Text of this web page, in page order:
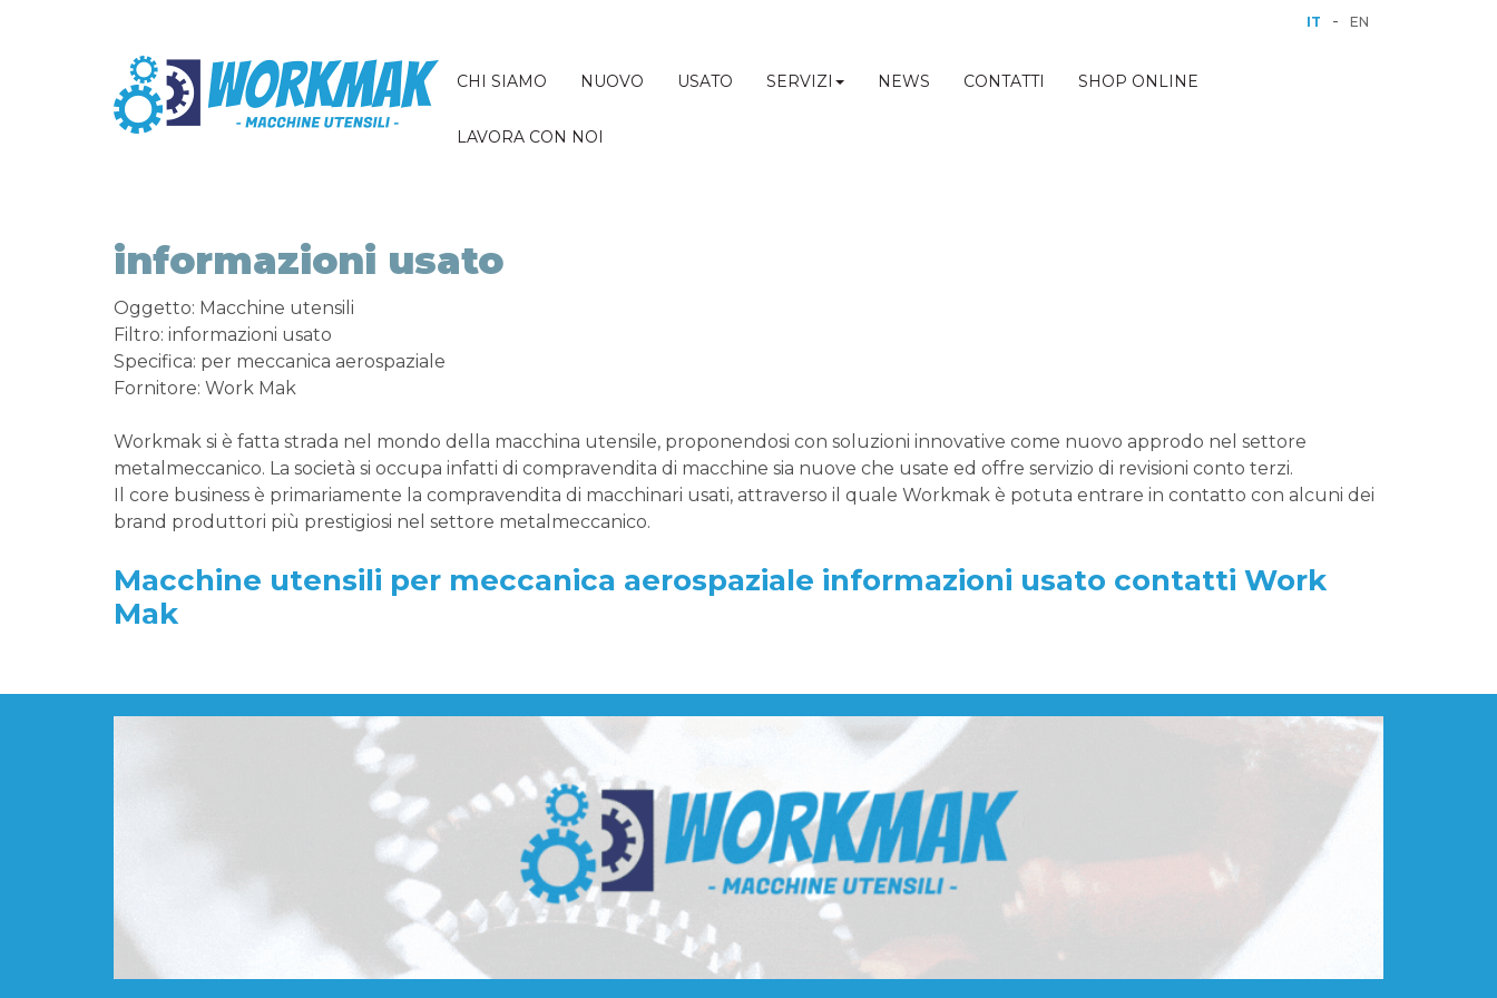
IT - EN
CHI SIAMO NUOVO USATO SERVIZI NEWS CONTATTI SHOP ONLINE
LAVORA CON NOI
informazioni usato
Oggetto: Macchine utensili
Filtro: informazioni usato
Specifica: per meccanica aerospaziale
Fornitore: Work Mak
Workmak si è fatta strada nel mondo della macchina utensile, proponendosi con soluzioni innovative come nuovo approdo nel settore
metalmeccanico. La società si occupa infatti di compravendita di macchine sia nuove che usate ed offre servizio di revisioni conto terzi.
Il core business è primariamente la compravendita di macchinari usati, attraverso il quale Workmak è potuta entrare in contatto con alcuni dei
brand produttori più prestigiosi nel settore metalmeccanico.
Macchine utensili per meccanica aerospaziale informazioni usato contatti Work
Mak